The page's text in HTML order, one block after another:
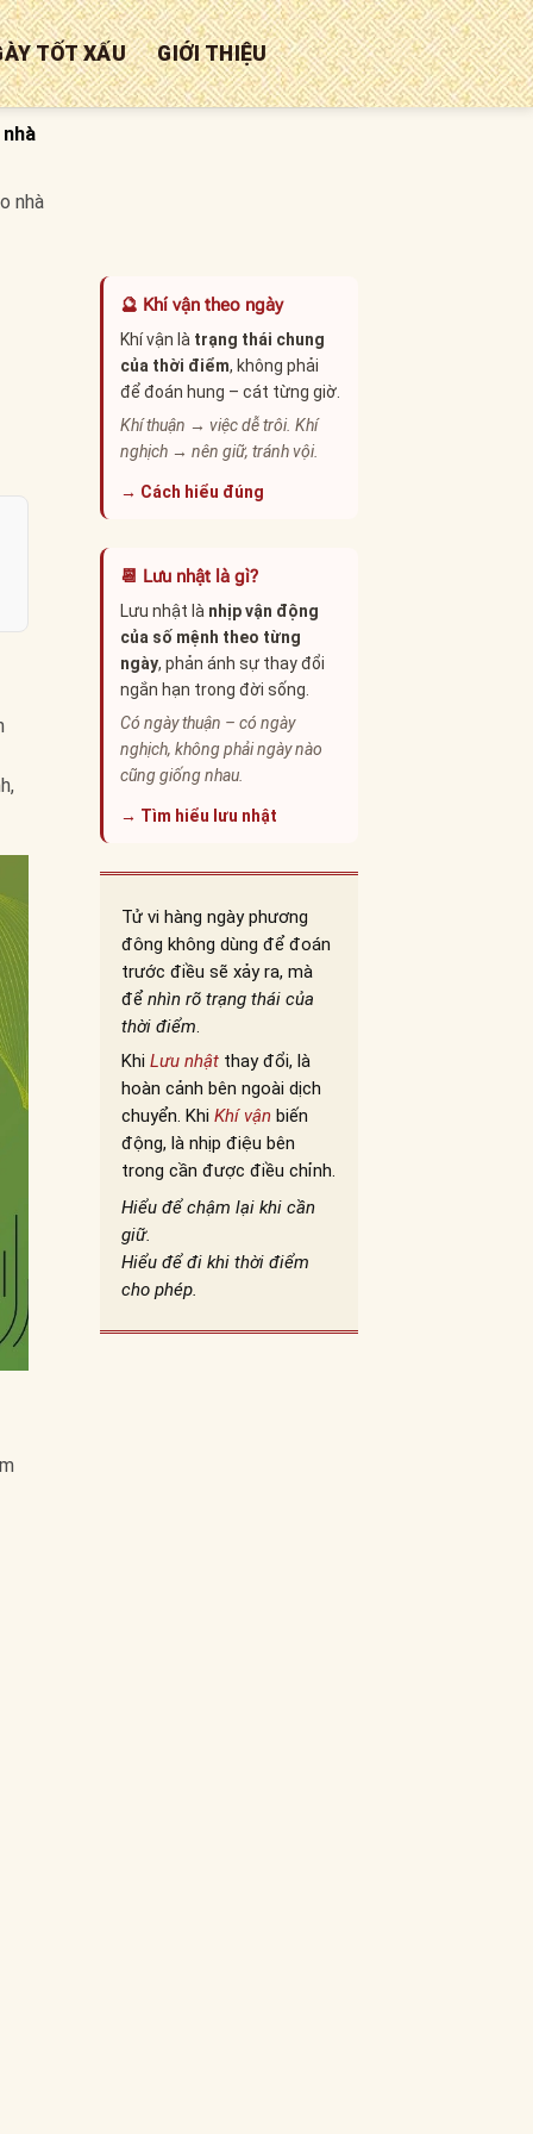
TỐT XẤU GIỚI THIỆU
nhà
🔮 Khí vận theo ngày
Khí vận là trạng thái chung
của thời điểm, không phải
để đoán hung – cát từng giờ.
Khí thuận → việc dễ trôi. Khí
nghịch → nên giữ, tránh vội.
→ Cách hiểu đúng
📆 Lưu nhật là gì?
Lưu nhật là nhịp vận động
của số mệnh theo từng
ngày, phản ánh sự thay đổi
ngắn hạn trong đời sống.
Có ngày thuận – có ngày
nghịch, không phải ngày nào
cũng giống nhau.
→ Tìm hiểu lưu nhật
Tử vi hàng ngày phương
đông không dùng để đoán
trước điều sẽ xảy ra, mà
để nhìn rõ trạng thái của
thời điểm.
Khi Lưu nhậtthay đổi, là
hoàn cảnh bên ngoài dịch
chuyển. Khi Khí vậnbiến
động, là nhịp điệu bên
trong cần được điều chỉnh.
Hiểu để chậm lại khi cần
giữ.
Hiểu để đi khi thời điểm
cho phép.